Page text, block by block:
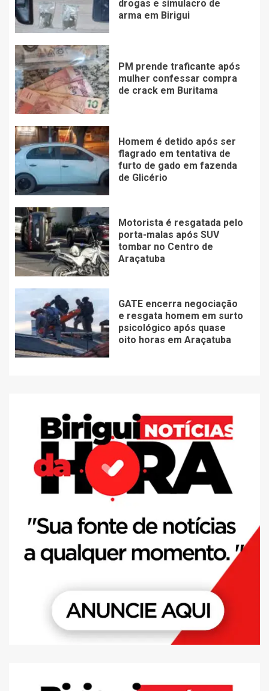
drogas e simulacro de
arma em Birigui
PM prende traficante após
mulher confessar compra
de crack em Buritama
Homem é detido após ser
flagrado em tentativa de
furto de gado em fazenda
de Glicério
Motorista é resgatada pelo
porta-malas após SUV
tombar no Centro de
Araçatuba
GATE encerra negociação
e resgata homem em surto
psicológico após quase
oito horas em Araçatuba